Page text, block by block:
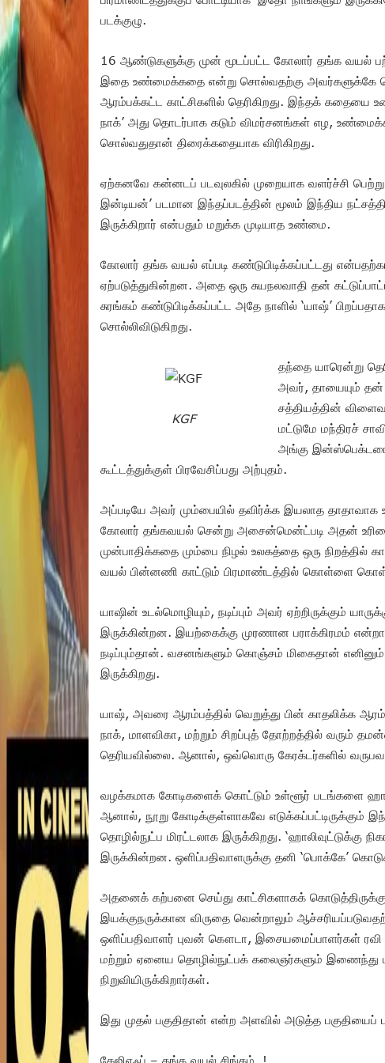
படக்குழு.
16 ஆண்டுகளுக்கு முன் மூடப்பட்ட கோலார் தங்க வயல்
இதை உண்மைக்கதை என்று சொல்வதற்கு அவர்களுக்கே
ஆரம்பக்கட்ட காட்சிகளில் தெரிகிறது. இந்தக் கதையை
நாக்’ அது தொடர்பாக கடும் விமர்சனங்கள் எழ,
சொல்வதுதான் திரைக்கதையாக விரிகிறது.
ஏற்கனவே கன்னடப் படவுலகில் முறையாக வளர்ச்சி
இன்டியன்’ படமான இந்தப்படத்தின் மூலம் இந்திய
இருக்கிறார் என்பதும் மறுக்க முடியாத உண்மை.
கோலார் தங்க வயல் எப்படி கண்டுபிடிக்கப்பட்டது
ஏற்படுத்துகின்றன. அதை ஒரு சுயநலவாதி தன்
சுரங்கம் கண்டுபிடிக்கப்பட்ட அதே நாளில் ‘யாஷ்’
சொல்லிவிடுகிறது.
KGF
தந்தை யாரென்று
அவர், தாயையும் தன்
சத்தியத்தின்
மட்டுமே மந்திரச்
அங்கு இன்ஸ்பெக்டரை
கூட்டத்துக்குள் பிரவேசிப்பது அற்புதம்.
அப்படியே அவர் மும்பையில் தவிர்க்க இயலாத தாதாவாக
கோலார் தங்கவயல் சென்று அசைன்மென்ட்படி அதன்
முன்பாதிக்கதை மும்பை நிழல் உலகத்தை ஒரு நிறத்தில்
வயல் பின்னணி காட்டும் பிரமாண்டத்தில் கொள்ளை
யாஷின் உடல்மொழியும், நடிப்பும் அவர் ஏற்றிருக்கும்
இருக்கின்றன. இயற்கைக்கு முரணான பராக்கிரமம்
நடிப்பும்தான். வசனங்களும் கொஞ்சம் மிகைதான் எனினும்
இருக்கிறது.
யாஷ், அவரை ஆரம்பத்தில் வெறுத்து பின் காதலிக்க
நாக், மாளவிகா, மற்றும் சிறப்புத் தோற்றத்தில் வரும்
தெரியவில்லை. ஆனால், ஒவ்வொரு கேரக்டர்களில்
வழக்கமாக கோடிகளைக் கொட்டும் உள்ளூர் படங்களை
ஆனால், நூறு கோடிக்குள்ளாகவே எடுக்கப்பட்டிருக்கும்
தொழில்நுட்ப மிரட்டலாக இருக்கிறது. ‘ஹாலிவுட்டுக்கு
இருக்கின்றன. ஒளிப்பதிவாளருக்கு தனி ‘பொக்கே’
அதனைக் கற்பனை செய்து காட்சிகளாகக்
இயக்குநருக்கான விருதை வென்றாலும்
ஒளிப்பதிவாளர் புவன் கௌடா, இசையமைப்பாளர்கள்
மற்றும் ஏனைய தொழில்நுட்பக் கலைஞர்களும் இணைந்து
நிறுவியிருக்கிறார்கள்.
இது முதல் பகுதிதான் என்ற அளவில் அடுத்த
கேஜிஎஃப் – தங்க வயல் சிங்கம்..!